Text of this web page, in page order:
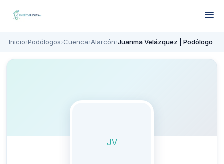
Inicio›Podólogos›Cuenca›Alarcón›Juanma Velázquez | Podólogo
JV